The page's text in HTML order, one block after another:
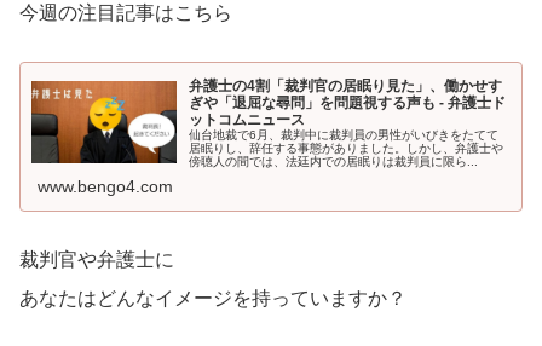
今週の注目記事はこちら
弁護士の4割「裁判官の居眠り見た」、働かせす
ぎや「退屈な尋問」を問題視する声も - 弁護士ド
ットコムニュース
仙台地裁で6月、裁判中に裁判員の男性がいびきをたてて
居眠りし、辞任する事態がありました。しかし、弁護士や
傍聴人の間では、法廷内での居眠りは裁判員に限ら...
www.bengo4.com
裁判官や弁護士に
あなたはどんなイメージを持っていますか？